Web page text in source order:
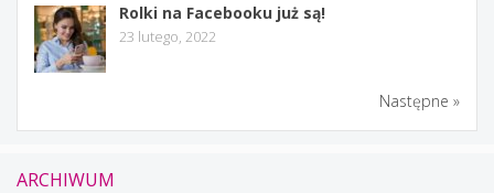
Rolki na Facebooku już są!
23 lutego, 2022
Następne »
ARCHIWUM